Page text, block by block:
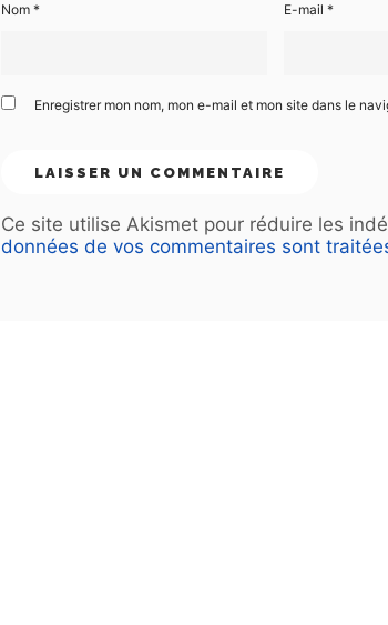
Nom * E-mail *
Enregistrer mon nom, mon e-mail et mon site dans le
Ce site utilise Akismet pour réduire les
données de vos commentaires sont